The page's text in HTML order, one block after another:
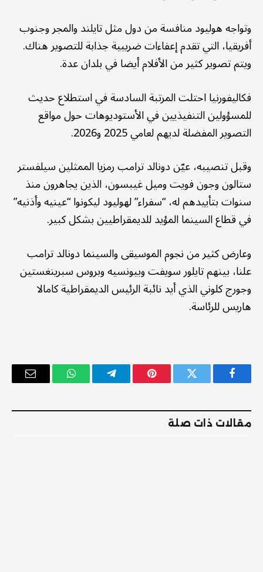
وتواجه هوليود منافسة من دول مثل تايلند والمجر وجنوب
أفريقيا، التي تقدم إعفاءات ضريبية جذابة للتصوير هناك.
ويتم تصوير كثير من الأفلام أيضا في بلدان عدة.
فكاليفورنيا احتلت المرتبة السادسة في استطلاع حديث
للمسؤولين التنفيذيين في الأستوديوهات حول مواقع
التصوير المفضلة لديهم لعامي 2025 و2026.
وقبل تنصيبه، عيّن دونالد ترامب رمزيا الممثلين سيلفستر
ستالون وجون فويت وميل غيبسون، الذين يجاهرون منذ
سنوات بتأييدهم له، “سفراء” لهوليود ليكونوا “عينيه وأذنيه”
في قطاع السينما المؤيد للديمقراطيين بشكل كبير.
وعارض كثير من نجوم الموسيقى والسينما دونالد ترامب
علنا، بينهم تايلور سويفت وبيونسيه وبروس سبرينغستين
وجورج كلوني الذي أيد نائبة الرئيس الديمقراطية كامالا
هاريس للرئاسة.
فيسبوك تويتر بينتيريستتيلقرام واتساب
البريد
مقالات ذات صلة